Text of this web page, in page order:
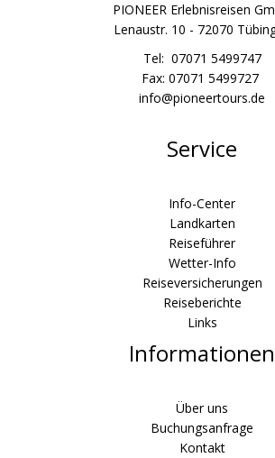
PIONEER Erlebnisreisen
Lenaustr. 10 - 72070
Tel: 07071 5499747
Fax: 07071 5499727
info@pioneertours.de
Service
Info-Center
Landkarten
Reiseführer
Wetter-Info
Reiseversicherungen
Reiseberichte
Links
Informationen
Über uns
Buchungsanfrage
Kontakt